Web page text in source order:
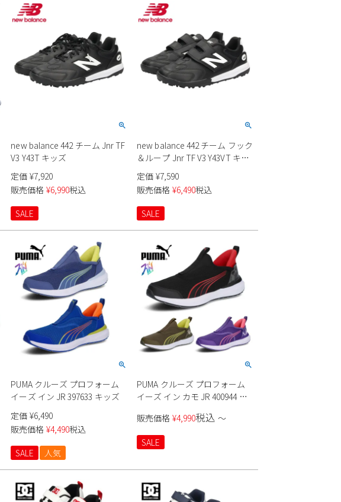
new balance 442 チーム Jnr TF
V3 Y43T キッズ
定価 ¥7,920
販売価格 ¥6,990税込
SALE
new balance 442 チーム フック
＆ループ Jnr TF V3 Y43VT キッ
ズ
定価 ¥7,590
販売価格 ¥6,490税込
SALE
PUMA クルーズ プロフォーム
イーズ イン JR 397633 キッズ
定価 ¥6,490
販売価格 ¥4,490税込
SALE
人気
PUMA クルーズ プロフォーム
イーズ イン カモ JR 400944 キ
販売価格 ¥4,990税込 〜
SALE